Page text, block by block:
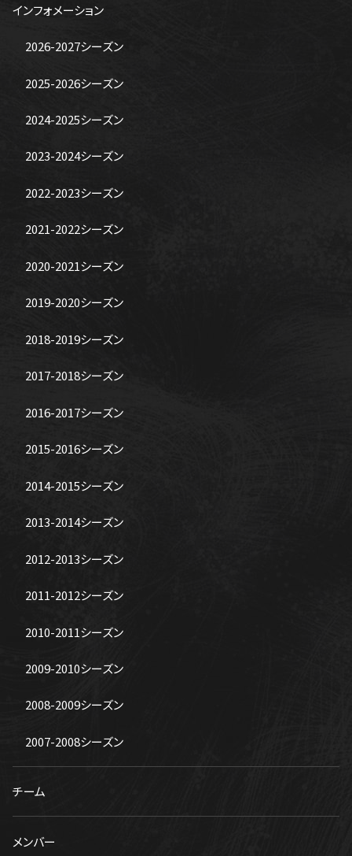
インフォメーション
2026-2027シーズン
2025-2026シーズン
2024-2025シーズン
2023-2024シーズン
2022-2023シーズン
2021-2022シーズン
2020-2021シーズン
2019-2020シーズン
2018-2019シーズン
2017-2018シーズン
2016-2017シーズン
2015-2016シーズン
2014-2015シーズン
2013-2014シーズン
2012-2013シーズン
2011-2012シーズン
2010-2011シーズン
2009-2010シーズン
2008-2009シーズン
2007-2008シーズン
チーム
メンバー